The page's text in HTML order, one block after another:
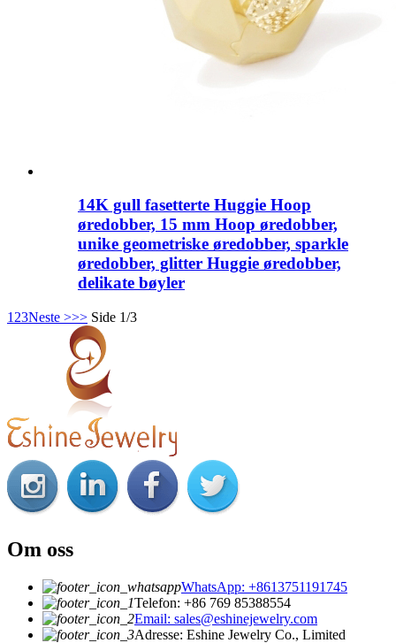
14K gull fasetterte Huggie Hoop
øredobber, 15 mm Hoop øredobber,
unike geometriske øredobber, sparkle
øredobber, glitter Huggie øredobber,
delikate bøyler
1 23Neste >>> Side 1/3
Om oss
WhatsApp: +8613751191745
Telefon: +86 769 85388554
Email: sales@eshinejewelry.com
Adresse: Eshine Jewelry Co., Limited